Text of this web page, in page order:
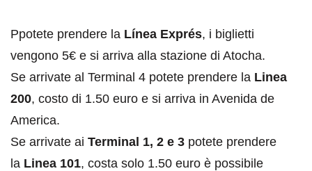
Ppotete prendere la Línea Exprés, i biglietti
vengono 5€ e si arriva alla stazione di Atocha.
Se arrivate al Terminal 4 potete prendere la Linea
200, costo di 1.50 euro e si arriva in Avenida de
America.
Se arrivate ai Terminal 1, 2 e 3 potete prendere
la Linea 101, costa solo 1.50 euro è possibile